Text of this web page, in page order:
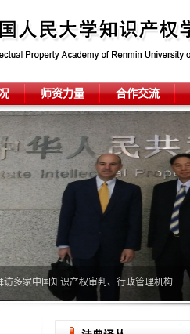
师资力量 合作交流
多家中国知识产权审判、行政管理机构